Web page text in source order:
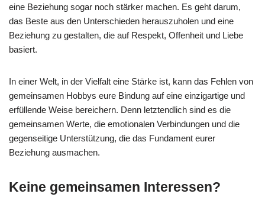
eine Beziehung sogar noch stärker machen. Es geht darum,
das Beste aus den Unterschieden herauszuholen und eine
Beziehung zu gestalten, die auf Respekt, Offenheit und Liebe
basiert.
In einer Welt, in der Vielfalt eine Stärke ist, kann das Fehlen von
gemeinsamen Hobbys eure Bindung auf eine einzigartige und
erfüllende Weise bereichern. Denn letztendlich sind es die
gemeinsamen Werte, die emotionalen Verbindungen und die
gegenseitige Unterstützung, die das Fundament eurer
Beziehung ausmachen.
Keine gemeinsamen Interessen?